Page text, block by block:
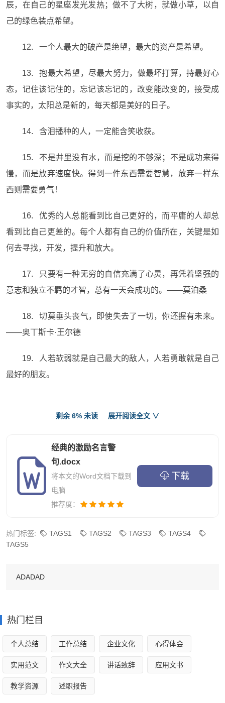
辰，在自己的星座发光发热；做不了大树，就做小草，以自
己的绿色装点希望。
12. 一个人最大的破产是绝望，最大的资产是希望。
13. 抱最大希望，尽最大努力，做最坏打算，持最好心
态，记住该记住的，忘记该忘记的，改变能改变的，接受成
事实的，太阳总是新的，每天都是美好的日子。
14. 含泪播种的人，一定能含笑收获。
15. 不是井里没有水，而是挖的不够深；不是成功来得
慢，而是放弃速度快。得到一件东西需要智慧，放弃一样东
西则需要勇气！
16. 优秀的人总能看到比自己更好的，而平庸的人却总
看到比自己更差的。每个人都有自己的价值所在，关键是如
何去寻找，开发，提升和放大。
17. 只要有一种无穷的自信充满了心灵，再凭着坚强的
意志和独立不羁的才智，总有一天会成功的。——莫泊桑
18. 切莫垂头丧气，即使失去了一切，你还握有未来。
——奥丅斯卡·王尔德
19. 人若软弱就是自己最大的敌人，人若勇敢就是自己
最好的朋友。
剩余 6% 未读 展开阅读全文 ∨
经典的激励名言警
句.docx
将本文的Word文档下载到
电脑
推荐度：
下载
热门标签: TAGS1 TAGS2 TAGS3
TAGS4
TAGS5
ADADAD
热门栏目
个人总结 工作总结 企业文化 心得体会
实用范文 作文大全 讲话致辞 应用文书
教学资源 述职报告